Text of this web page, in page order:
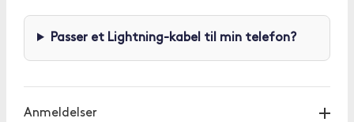
Passer et Lightning-kabel til min telefon?
Anmeldelser